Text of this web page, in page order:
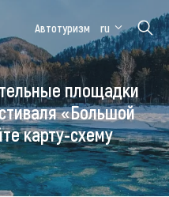
Медицинский
форум
Алтайская
зимовка
Автотуризм ru
площадки
«Большой
карту-схему